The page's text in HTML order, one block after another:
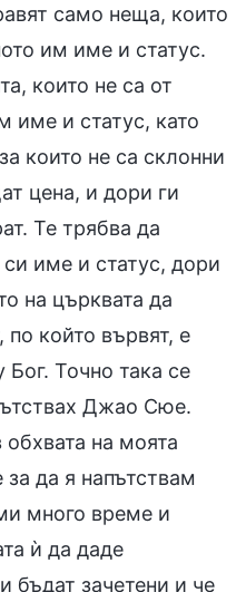
само неща, които
им име и статус.
които не са от
име и статус, като
които не са склонни
цена, и дори ги
Те трябва да
име и статус, дори
на църквата да
по който вървят, е
Точно така се
Джао Сюе.
обхвата на моята
за да я напътствам
много време и
ѝ да даде
бъдат зачетени и че